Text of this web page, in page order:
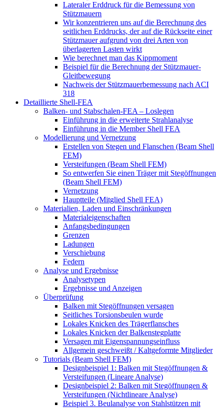
Lateraler Erddruck für die Bemessung von
Stützmauern
Wir konzentrieren uns auf die Berechnung des
seitlichen Erddrucks, der auf die Rückseite einer
Stützmauer aufgrund von drei Arten von
überlagerten Lasten wirkt
Wie berechnet man das Kippmoment
Beispiel für die Berechnung der Stützmauer-
Gleitbewegung
Nachweis der Stützmauerbemessung nach ACI
318
Detaillierte Shell-FEA
Balken- und Stabschalen-FEA – Loslegen
Einführung in die erweiterte Strahlanalyse
Einführung in die Member Shell FEA
Modellierung und Vernetzung
Erstellen von Stegen und Flanschen (Beam Shell
FEM)
Versteifungen (Beam Shell FEM)
So entwerfen Sie einen Träger mit Stegöffnungen
(Beam Shell FEM)
Vernetzung
Hauptteile (Mitglied Shell FEA)
Materialien, Laden und Einschränkungen
Materialeigenschaften
Anfangsbedingungen
Grenzen
Ladungen
Verschiebung
Federn
Analyse und Ergebnisse
Analysetypen
Ergebnisse und Anzeigen
Überprüfung
Balken mit Stegöffnungen versagen
Seitliches Torsionsbeulen wurde
Lokales Knicken des Trägerflansches
Lokales Knicken der Balkenstegplatte
Versagen mit Eigenspannungseinfluss
Allgemein geschweißt / Kaltgeformte Mitglieder
Tutorials (Beam Shell FEM)
Designbeispiel 1: Balken mit Stegöffnungen &
Versteifungen (Lineare Analyse)
Designbeispiel 2: Balken mit Stegöffnungen &
Versteifungen (Nichtlineare Analyse)
Beispiel 3. Beulanalyse von Stahlstützen mit